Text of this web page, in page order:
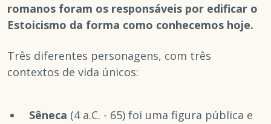
romanos foram os responsáveis por edificar o
Estoicismo da forma como conhecemos hoje.
Três diferentes personagens, com três
contextos de vida únicos:
Sêneca (4 a.C. - 65) foi uma figura pública e